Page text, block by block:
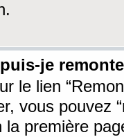
je
le lien
vous pouvez
la première